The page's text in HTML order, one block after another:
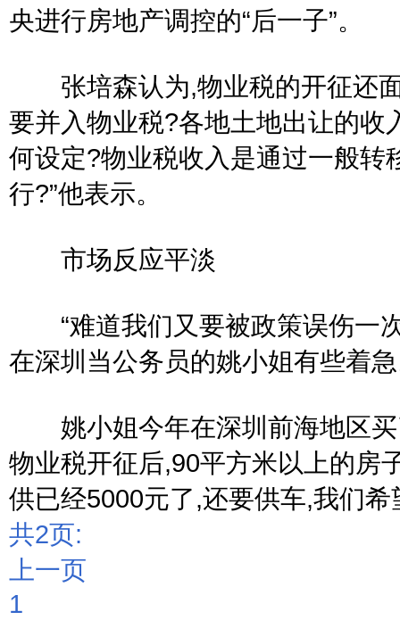
央进行房地产调控的“后一子”。
张培森认为,物业税的开征还面
要并入物业税?各地土地出让的
何设定?物业税收入是通过一般
行?”他表示。
市场反应平淡
“难道我们又要被政策误伤一
在深圳当公务员的姚小姐有些着
姚小姐今年在深圳前海地区买
物业税开征后,90平方米以上的房
供已经5000元了,还要供车,我们
共2页:
上一页
1